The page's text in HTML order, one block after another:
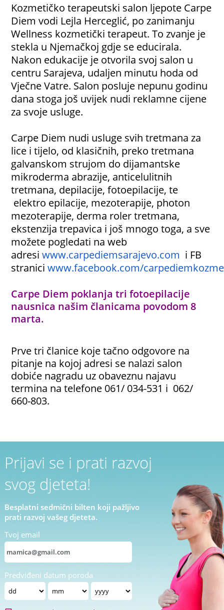
Kozmetičko terapeutski salon ljepote Carpe
Diem vodi Lejla Herceglić, po zanimanju
Wellness kozmetički terapeut. To zvanje je
stekla u Njemačkoj gdje se educirala.
Nakon edukacije je otvorila svoj salon u
centru Sarajeva, udaljen minutu hoda od
Vječne Vatre. Salon posluje nepunu godinu
dana stoga još uvijek nudi reklamne cijene
za svoje usluge.
Carpe Diem nudi usluge svih tretmana za
lice i tijelo, od klasičnih, preko tretmana
galvanskom strujom do dijamantske
mikroderma abrazije, anticelulitnih
tretmana, depilacije, fotoepilacije, te
elektro epilacije, mezoterapije, photon
mezoterapije, derma roler tretmana,
ekstenzija trepavica i još mnogo toga, a sve
možete pogledati na web
adresiwww.carpediemsarajevo.com i FB
straniciwww.facebook.com/
Carpe Diem poklanja tri fotoepilacije
nausnica našim članicama povodom 8
marta.
Prve tri članice koje tačno odgovore na
pitanje na kojoj adresi se nalazi salon
dobiće nagradu uz obaveznu najavu
termina na telefone 061/ 034-531 i 062/
660-803.
Prijavi se i prati razvoj
svog djeteta!
Besplatni sedmični bilten koji pažljivo
prati razvoj vašeg djeteta.
Tvoj email
Predviđeni datum poroda